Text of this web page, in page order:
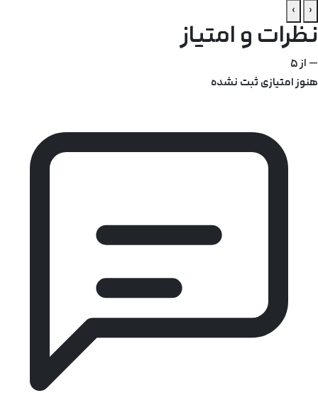
‹
›
نظرات و امتیاز
—از ۵
هنوز امتیازی ثبت نشده